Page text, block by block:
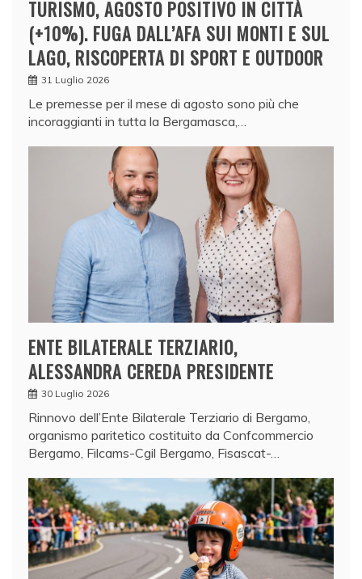
TURISMO, AGOSTO POSITIVO IN CITTÀ
(+10%). FUGA DALL’AFA SUI MONTI E SUL
LAGO, RISCOPERTA DI SPORT E OUTDOOR
31 Luglio 2026
Le premesse per il mese di agosto sono più che
incoraggianti in tutta la Bergamasca,…
ENTE BILATERALE TERZIARIO,
ALESSANDRA CEREDA PRESIDENTE
30 Luglio 2026
Rinnovo dell’Ente Bilaterale Terziario di Bergamo,
organismo paritetico costituito da Confcommercio
Bergamo, Filcams-Cgil Bergamo, Fisascat-…